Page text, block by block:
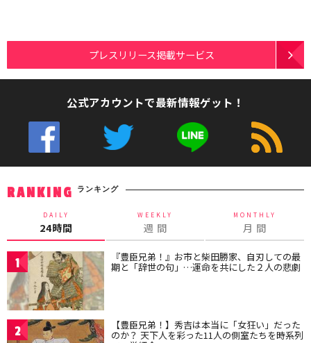
プレスリリース掲載サービス
公式アカウントで最新情報ゲット！
RANKING ランキング
DAILY
24時間
WEEKLY
週 間
MONTHLY
月 間
1 『豊臣兄弟！』お市と柴田勝家、自刃しての最
期と「辞世の句」…運命を共にした２人の悲劇
2 【豊臣兄弟！】秀吉は本当に「女狂い」だった
のか？ 天下人を彩った11人の側室たちを時系列